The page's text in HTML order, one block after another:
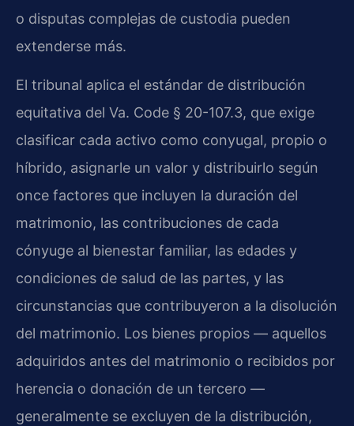
o disputas complejas de custodia pueden
extenderse más.
El tribunal aplica el estándar de distribución
equitativa del Va. Code § 20-107.3, que exige
clasificar cada activo como conyugal, propio o
híbrido, asignarle un valor y distribuirlo según
once factores que incluyen la duración del
matrimonio, las contribuciones de cada
cónyuge al bienestar familiar, las edades y
condiciones de salud de las partes, y las
circunstancias que contribuyeron a la disolución
del matrimonio. Los bienes propios — aquellos
adquiridos antes del matrimonio o recibidos por
herencia o donación de un tercero —
generalmente se excluyen de la distribución,